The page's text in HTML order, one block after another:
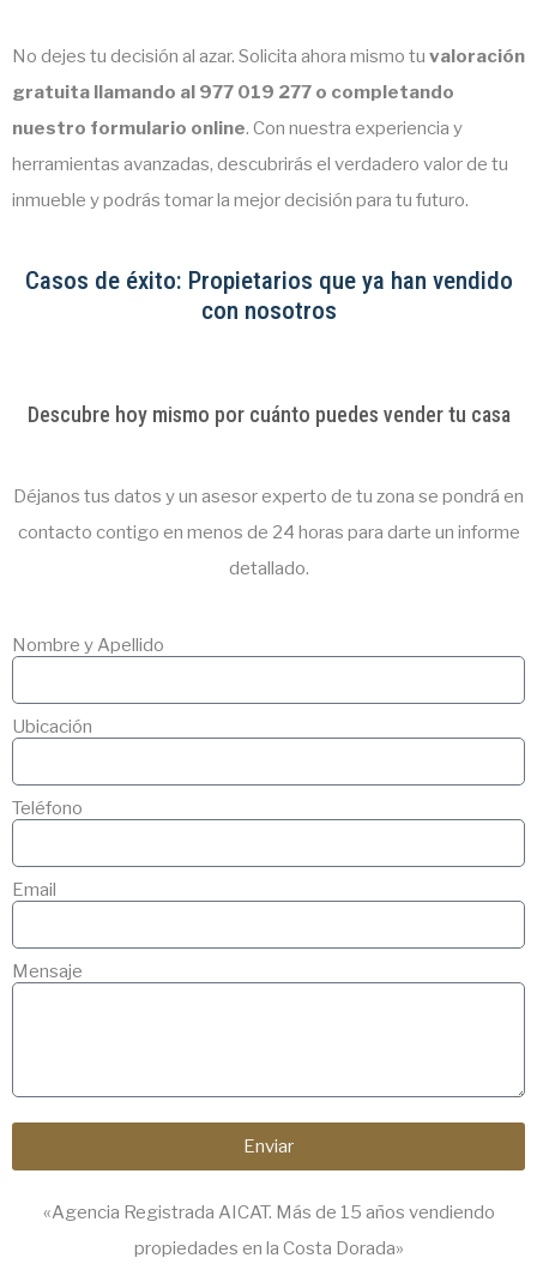
No dejes tu decisión al azar. Solicita ahora mismo tu valoración
gratuita llamando al 977 019 277 o completando
nuestro formulario online. Con nuestra experiencia y
herramientas avanzadas, descubrirás el verdadero valor de tu
inmueble y podrás tomar la mejor decisión para tu futuro.
Casos de éxito: Propietarios que ya han vendido
con nosotros
Descubre hoy mismo por cuánto puedes vender tu casa
Déjanos tus datos y un asesor experto de tu zona se pondrá en
contacto contigo en menos de 24 horas para darte un informe
detallado.
Nombre y Apellido
Ubicación
Teléfono
Email
Mensaje
Enviar
«Agencia Registrada AICAT. Más de 15 años vendiendo
propiedades en la Costa Dorada»